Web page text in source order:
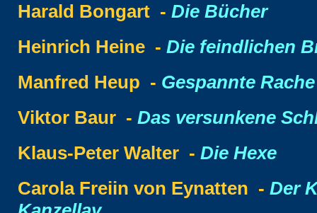
Harald Bongart - Die Bücher
Heinrich Heine - Die feindlichen
Manfred Heup - Gespannte Rache
Viktor Baur - Das versunkene
Klaus-Peter Walter - Die Hexe
Carola Freiin von Eynatten - Der